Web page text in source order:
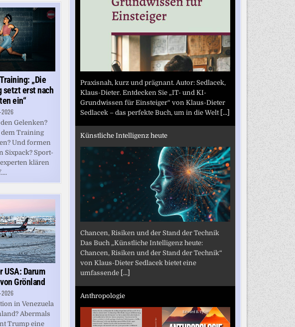
„Die
setzt erst nach
ein“
Gelenken?
dem Training
Und formen
Sixpack? Sport-
klären
USA: Darum
Grönland
in Venezuela
Abermals
Trump eine
Praxisnah, kurz und prägnant. Autor: Sedlacek,
Klaus-Dieter. Entdecken Sie „IT- und KI-
Grundwissen für Einsteiger“ von Klaus-Dieter
Sedlacek – das perfekte Buch, um in die Welt [...]
Künstliche Intelligenz heute
Chancen, Risiken und der Stand der Technik
Das Buch „Künstliche Intelligenz heute:
Chancen, Risiken und der Stand der Technik“
von Klaus-Dieter Sedlacek bietet eine
umfassende [...]
Anthropologie